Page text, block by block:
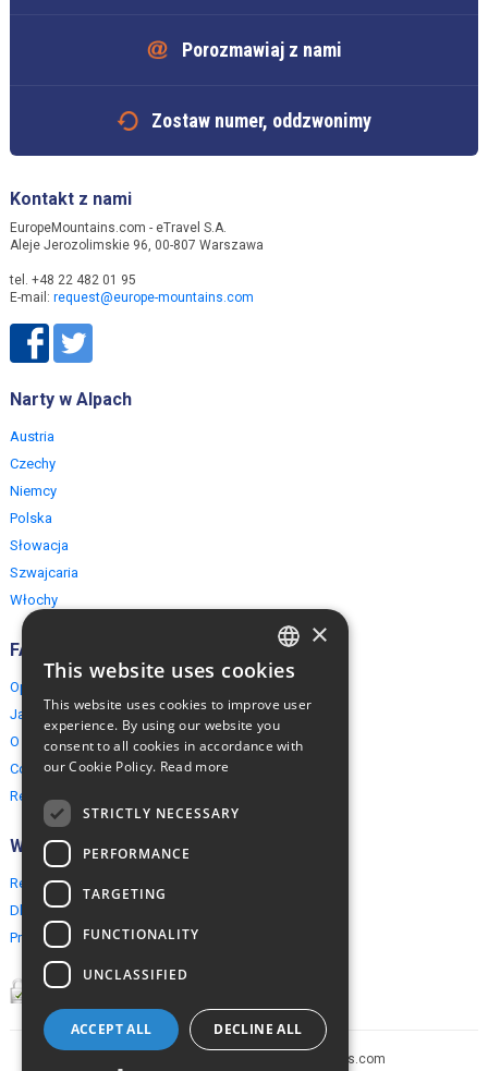
Porozmawiaj z nami
Zostaw numer, oddzwonimy
Kontakt z nami
EuropeMountains.com - eTravel S.A.
Aleje Jerozolimskie 96, 00-807 Warszawa
tel. +48 22 482 01 95
E-mail: request@europe-mountains.com
Narty w Alpach
Austria
Czechy
Niemcy
Polska
Słowacja
Szwajcaria
Włochy
FAQ
Opinie naszych klientów
Jak rezerwować?
O EuropeMountains.com
Cookies, Prywatność, Bezpieczeństwo
Regulamin
Współpraca
Rezerwacja grupowa
Dla agentów turystycznych
Program partnerski
Copyright © 2005-2026 europe-mountains.com
ENGLISH
×
This website uses cookies
This website uses cookies to improve user
experience. By using our website you
consent to all cookies in accordance with
our Cookie Policy. Read more
STRICTLY NECESSARY
PERFORMANCE
TARGETING
FUNCTIONALITY
UNCLASSIFIED
ACCEPT ALL DECLINE ALL